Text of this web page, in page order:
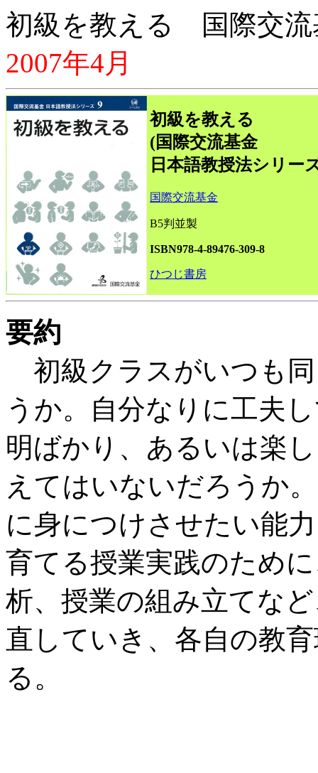
初級を教える 国際交
2007年4月
初級を教える
(国際交流基金
日本語教授法シリー
国際交流基金
B5判並製
ISBN978-4-89476-309-8
ひつじ書房
要約
初級クラスがいつも
うか。自分なりに工夫
明ばかり、あるいは楽
えてはいないだろうか
に身につけさせたい能
育てる授業実践のため
析、授業の組み立てな
直していき、各自の教
る。